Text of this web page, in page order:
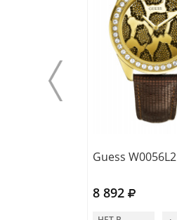
Guess W0056L2
8 892